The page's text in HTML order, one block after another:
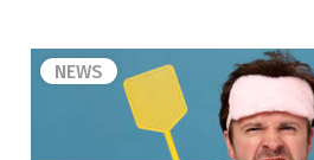
NEWS